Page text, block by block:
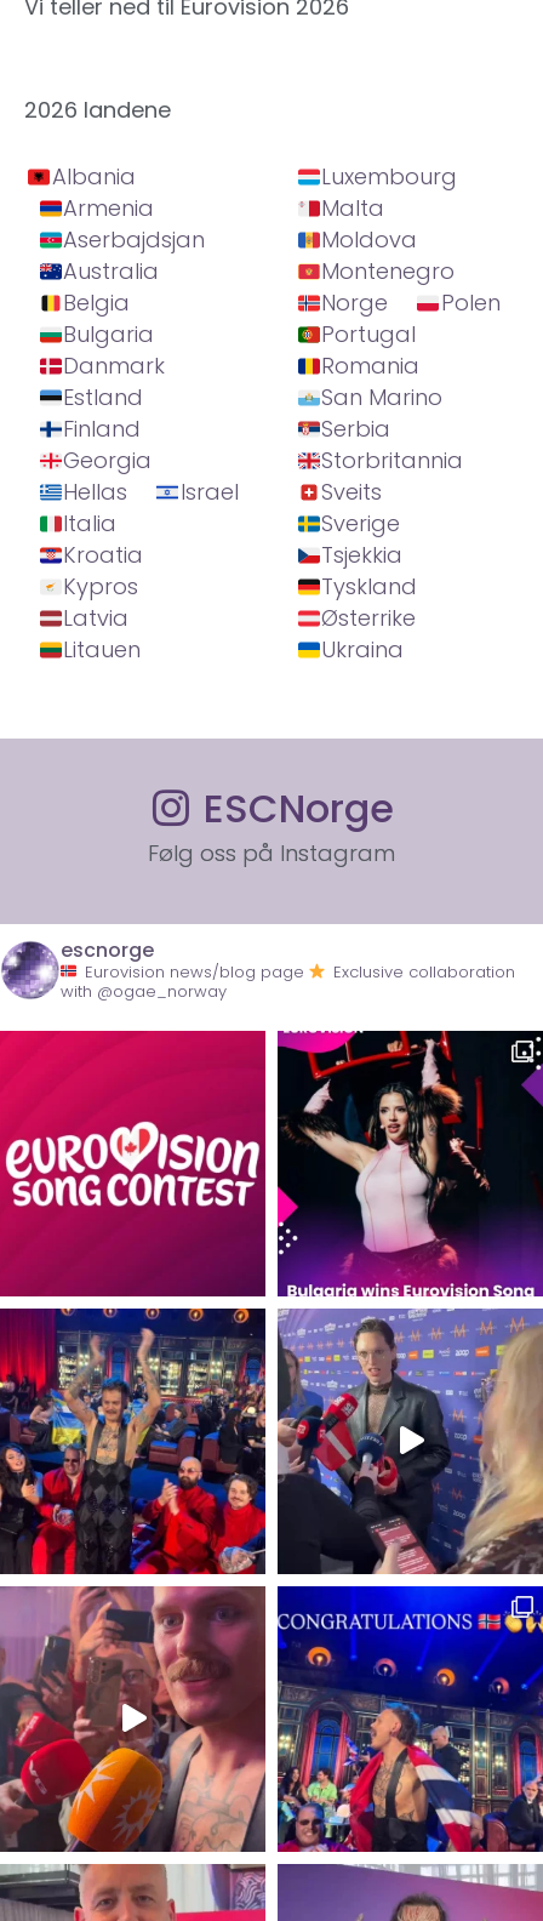
Vi teller ned til Eurovision 2026
2026 landene
Albania
Armenia
Aserbajdsjan
Australia
Belgia
Bulgaria
Danmark
Estland
Finland
Georgia
Hellas
Israel
Italia
Kroatia
Kypros
Latvia
Litauen
Luxembourg
Malta
Moldova
Montenegro
Norge
Polen
Portugal
Romania
San Marino
Serbia
Storbritannia
Sveits
Sverige
Tsjekkia
Tyskland
Østerrike
Ukraina
ESCNorge
Følg oss på Instagram
escnorge
Eurovision news/blog page
Exclusive collaboration
with @ogae_norway